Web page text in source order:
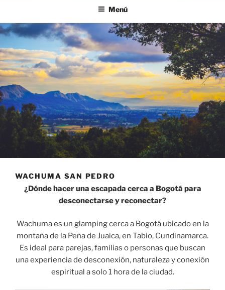
Menú
WACHUMA SAN PEDRO
¿Dónde hacer una escapada cerca a Bogotá para
desconectarse y reconectar?
Wachuma es un glamping cerca a Bogotá ubicado en la
montaña de la Peña de Juaica, en Tabio, Cundinamarca.
Es ideal para parejas, familias o personas que buscan
una experiencia de desconexión, naturaleza y conexión
espiritual a solo 1 hora de la ciudad.